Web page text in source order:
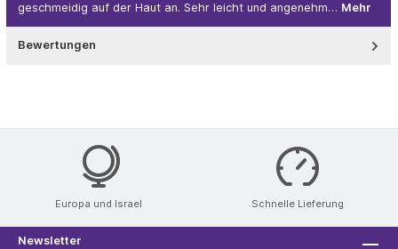
geschmeidig auf der Haut an. Sehr leicht und angenehm… Mehr
Bewertungen
Europa und Israel Schnelle Lieferung
Newsletter